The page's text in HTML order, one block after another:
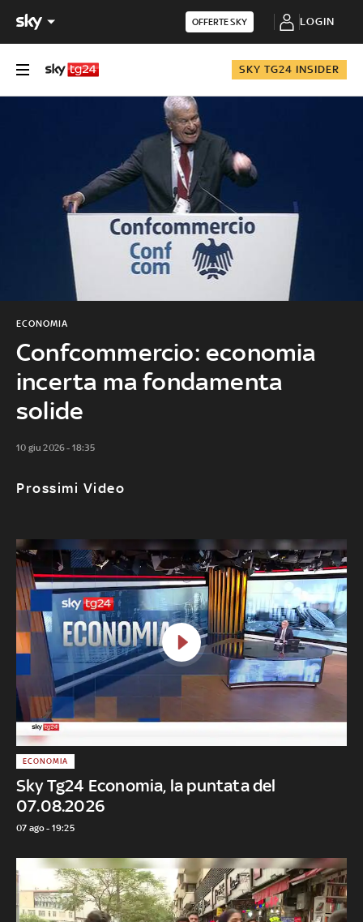
OFFERTE SKY LOGIN
SKY TG24 INSIDER
Confcommercio: economia
incerta ma fondamenta
solide
ECONOMIA
10 giu 2026 - 18:35
Prossimi Video
Sky Tg24 Economia, la puntata del
07.08.2026
ECONOMIA
07 ago - 19:25